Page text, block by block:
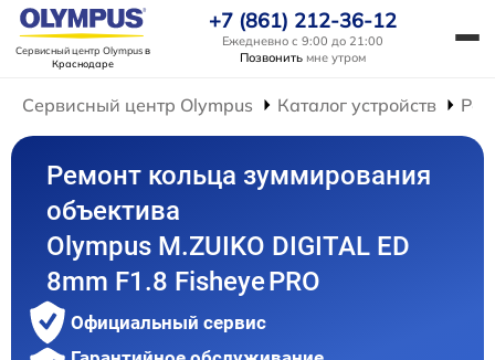
Сервисный центр Olympusв
Краснодаре
+7 (861) 212-36-12
Ежедневно с 9:00 до 21:00
Позвонить мне утром
Сервисный центр Olympus Каталог устройств
Ремонт кольца зуммирования
объектива
Olympus M.ZUIKO DIGITAL ED
8mm F1.8 Fisheye PRO
Официальный сервис